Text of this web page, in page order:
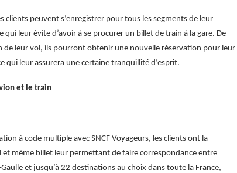
clients peuvent s’enregistrer pour tous les segments de leur
qui leur évite d’avoir à se procurer un billet de train à la gare. De
de leur vol, ils pourront obtenir une nouvelle réservation pour leur
qui leur assurera une certaine tranquillité d’esprit.
et le train
à code multiple avec SNCF Voyageurs, les clients ont la
et même billet leur permettant de faire correspondance entre
et jusqu’à 22 destinations au choix dans toute la France,